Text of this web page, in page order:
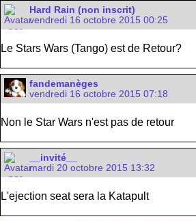
Hard Rain (non inscrit)
vendredi 16 octobre 2015 00:25
Le Stars Wars (Tango) est de Retour?
fandemanèges
vendredi 16 octobre 2015 07:18
Non le Star Wars n'est pas de retour
__invité__
mardi 20 octobre 2015 13:32
L'ejection seat sera la Katapult